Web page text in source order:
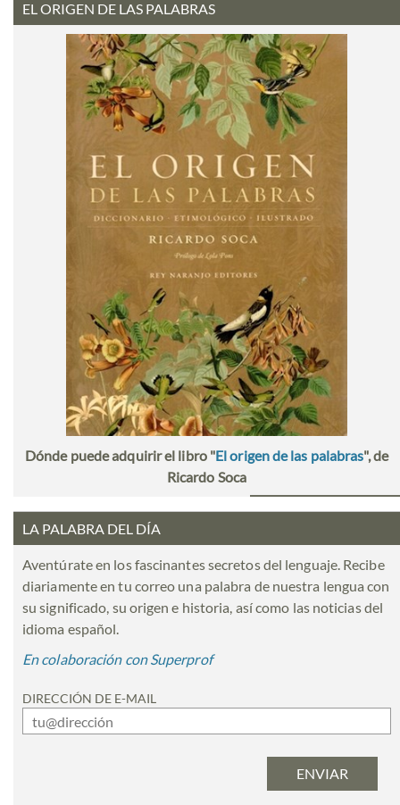
EL ORIGEN DE LAS PALABRAS
Dónde puede adquirir el libro "El origen de las palabras", de
Ricardo Soca
LA PALABRA DEL DÍA
Aventúrate en los fascinantes secretos del lenguaje. Recibe
diariamente en tu correo una palabra de nuestra lengua con
su significado, su origen e historia, así como las noticias del
idioma español.
En colaboración con Superprof
DIRECCIÓN DE E-MAIL